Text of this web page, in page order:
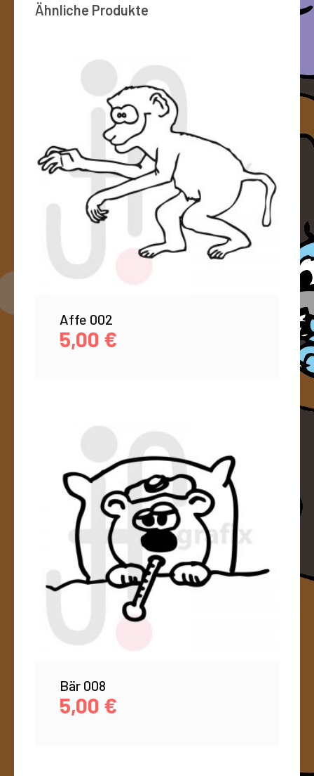
Ähnliche Produkte
Affe 002
5,00 €
Bär 008
5,00 €